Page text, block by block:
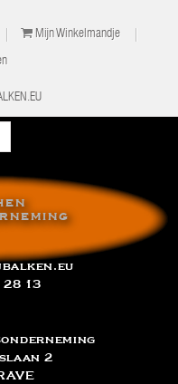
Mijn Winkelmandje
28 13
2